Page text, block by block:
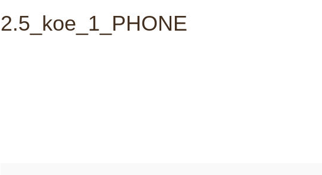
2.5_koe_1_PHONE